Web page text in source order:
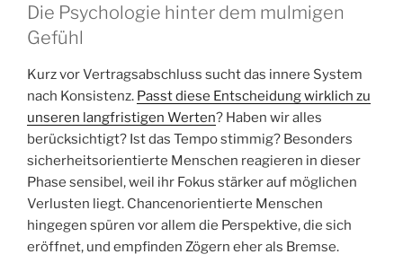
Die Psychologie hinter dem mulmigen
Gefühl
Kurz vor Vertragsabschluss sucht das innere System
nach Konsistenz. Passt diese Entscheidung wirklich zu
unseren langfristigen Werten? Haben wir alles
berücksichtigt? Ist das Tempo stimmig? Besonders
sicherheitsorientierte Menschen reagieren in dieser
Phase sensibel, weil ihr Fokus stärker auf möglichen
Verlusten liegt. Chancenorientierte Menschen
hingegen spüren vor allem die Perspektive, die sich
eröffnet, und empfinden Zögern eher als Bremse.